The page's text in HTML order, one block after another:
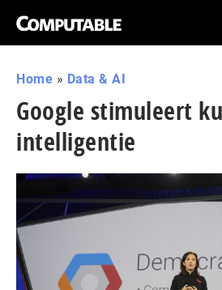
Home » Data & AI
Google stimuleert
intelligentie